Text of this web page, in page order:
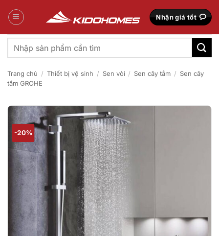
qua
Nhận giá tốt
Tìm
kiếm:
Trang chủ / Thiết bị vệ sinh / Sen vòi / Sen cây tắm / Sen cây
tắm GROHE
-20%